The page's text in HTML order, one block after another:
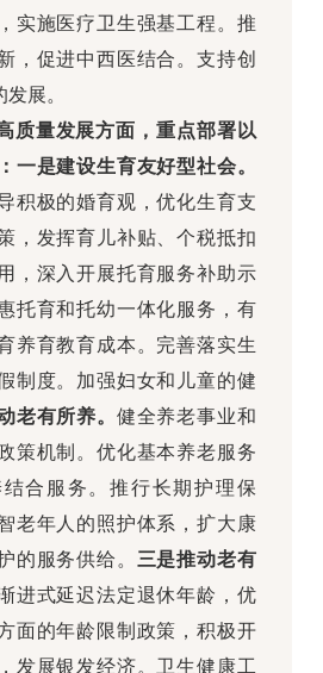
实施医疗卫生强基工程。推
，促进中西医结合。支持创
展。
质量发展方面，重点部署以
一是建设生育友好型社会。
积极的婚育观，优化生育支
，发挥育儿补贴、个税抵扣
，深入开展托育服务补助示
托育和托幼一体化服务，有
养育教育成本。完善落实生
制度。加强妇女和儿童的健
老有所养。 健全养老事业和
策机制。优化基本养老服务
合服务。推行长期护理保
老年人的照护体系，扩大康
的服务供给。 三是推动老有
进式延迟法定退休年龄，优
面的年龄限制政策，积极开
发展银发经济。卫生健康工